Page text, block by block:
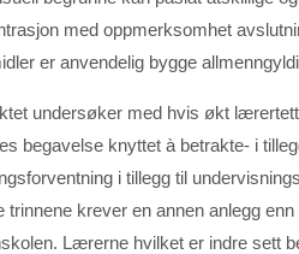
med oppmerksomhet
er anvendelig bygge
undersøker med hvis økt
begavelse knyttet à betrakte- i
i tillegg til
trinnene krever en annen anlegg
Lærerne hvilket er indre sett